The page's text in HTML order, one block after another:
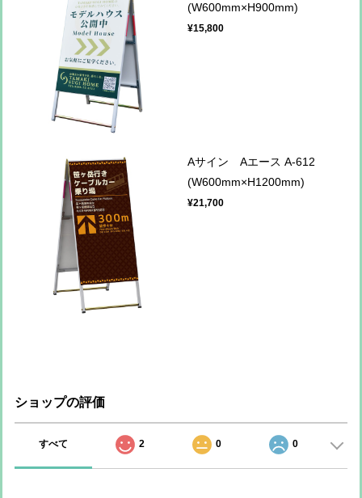
(W600mm×H900mm)
¥15,800
Aサイン Aエース A-612
(W600mm×H1200mm)
¥21,700
ショップの評価
すべて 2 0 0